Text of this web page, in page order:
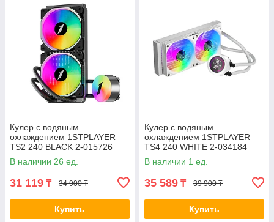
Кулер с водяным
охлаждением 1STPLAYER
TS2 240 BLACK 2-015726
В наличии 26 ед.
31 119 ₸ 34 900 ₸
Купить
Кулер с водяным
охлаждением 1STPLAYER
TS4 240 WHITE 2-034184
TS4-240-WH
В наличии 1 ед.
35 589 ₸ 39 900 ₸
Купить